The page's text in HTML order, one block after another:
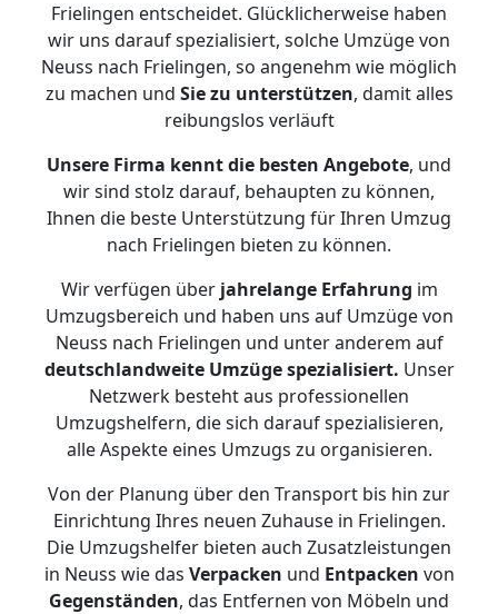
Frielingen entscheidet. Glücklicherweise haben
wir uns darauf spezialisiert, solche Umzüge von
Neuss nach Frielingen, so angenehm wie möglich
zu machen und Sie zu unterstützen, damit alles
reibungslos verläuft
Unsere Firma kennt die besten Angebote, und
wir sind stolz darauf, behaupten zu können,
Ihnen die beste Unterstützung für Ihren Umzug
nach Frielingen bieten zu können.
Wir verfügen überjahrelange Erfahrung im
Umzugsbereich und haben uns auf Umzüge von
Neuss nach Frielingen und unter anderem auf
deutschlandweite Umzüge spezialisiert. Unser
Netzwerk besteht aus professionellen
Umzugshelfern, die sich darauf spezialisieren,
alle Aspekte eines Umzugs zu organisieren.
Von der Planung über den Transport bis hin zur
Einrichtung Ihres neuen Zuhause in Frielingen.
Die Umzugshelfer bieten auch Zusatzleistungen
in Neuss wie das Verpacken und Entpacken von
Gegenständen, das Entfernen von Möbeln und